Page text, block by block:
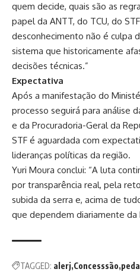
quem decide, quais são as
papel da ANTT, do TCU, do
desconhecimento não é culpa
sistema que historicamente
decisões técnicas.”
Expectativa
Após a manifestação do
processo seguirá para análise
e da Procuradoria-Geral da
STF é aguardada com
lideranças políticas da região.
Yuri Moura conclui: “A luta
por transparência real, pela
subida da serra e, acima de
que dependem diariamente da
TAGGED: alerj Concesssão